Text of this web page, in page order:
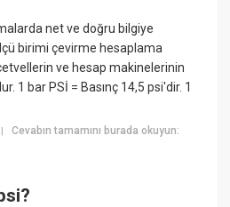
net ve doğru bilgiye
birimi çevirme hesaplama
ve hesap makinelerinin
1 bar PSİ = Basınç 14,5 psi'dir. 1
Cevabın tamamını burada okuyun: